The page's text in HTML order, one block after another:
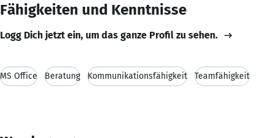
Fähigkeiten und Kenntnisse
Logg Dich jetzt ein, um das ganze Profil zu sehen.
MS Office Beratung Kommunikationsfähigkeit Teamfähigkeit